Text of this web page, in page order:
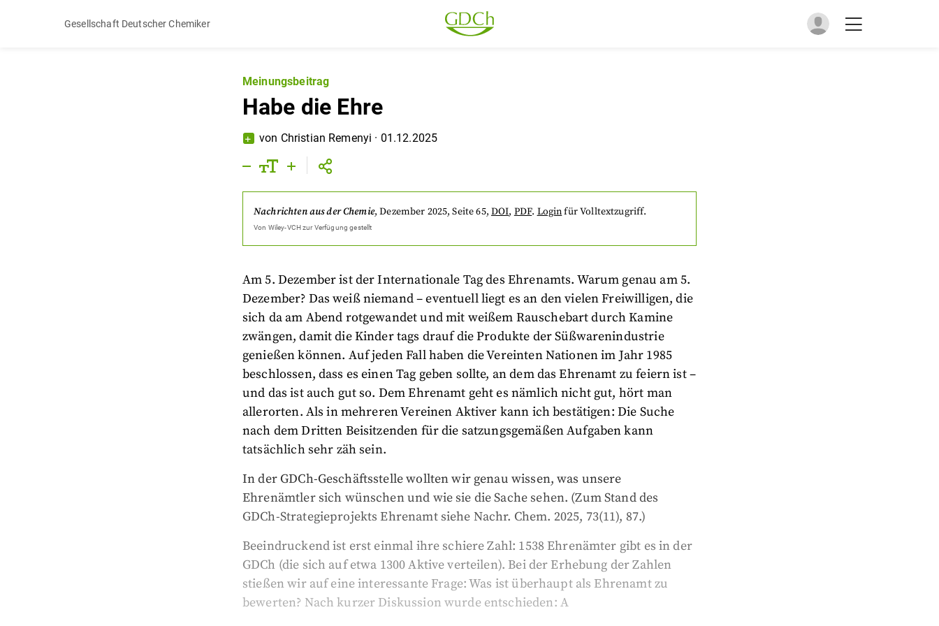
Gesellschaft Deutscher Chemiker
Meinungsbeitrag
Habe die Ehre
von Christian Remenyi · 01.12.2025
Nachrichten aus der Chemie,Dezember 2025, Seite 65, DOI, PDF. Loginfür Volltextzugriff.
Von Wiley-VCHzur Verfügung gestellt
Am 5. Dezember ist der Internationale Tag des Ehrenamts. Warum genau am 5.
Dezember? Das weiß niemand – eventuell liegt es an den vielen Freiwilligen, die
sich da am Abend rotgewandet und mit weißem Rauschebart durch Kamine
zwängen, damit die Kinder tags drauf die Produkte der Süßwarenindustrie
genießen können. Auf jeden Fall haben die Vereinten Nationen im Jahr 1985
beschlossen, dass es einen Tag geben sollte, an dem das Ehrenamt zu feiern ist –
und das ist auch gut so. Dem Ehrenamt geht es nämlich nicht gut, hört man
allerorten. Als in mehreren Vereinen Aktiver kann ich bestätigen: Die Suche
nach dem Dritten Beisitzenden für die satzungsgemäßen Aufgaben kann
tatsächlich sehr zäh sein.
In der GDCh-Geschäftsstelle wollten wir genau wissen, was unsere
Ehrenämtler sich wünschen und wie sie die Sache sehen. (Zum Stand des
GDCh-Strategieprojekts Ehrenamt siehe Nachr. Chem. 2025, 73(11), 87.)
Beeindruckend ist erst einmal ihre schiere Zahl: 1538 Ehrenämter gibt es in der
GDCh (die sich auf etwa 1300 Aktive verteilen). Bei der Erhebung der Zahlen
stießen wir auf eine interessante Frage: Was ist überhaupt als Ehrenamt zu
bewerten? Nach kurzer Diskussion wurde entschieden: A